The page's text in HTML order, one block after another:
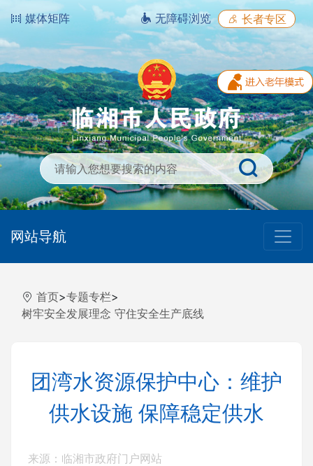
媒体矩阵 无障碍浏览 长者专区
网站导航
首页>专题专栏>
树牢安全发展理念 守住安全生产底线
团湾水资源保护中心：维护
供水设施 保障稳定供水
来源：临湘市政府门户网站